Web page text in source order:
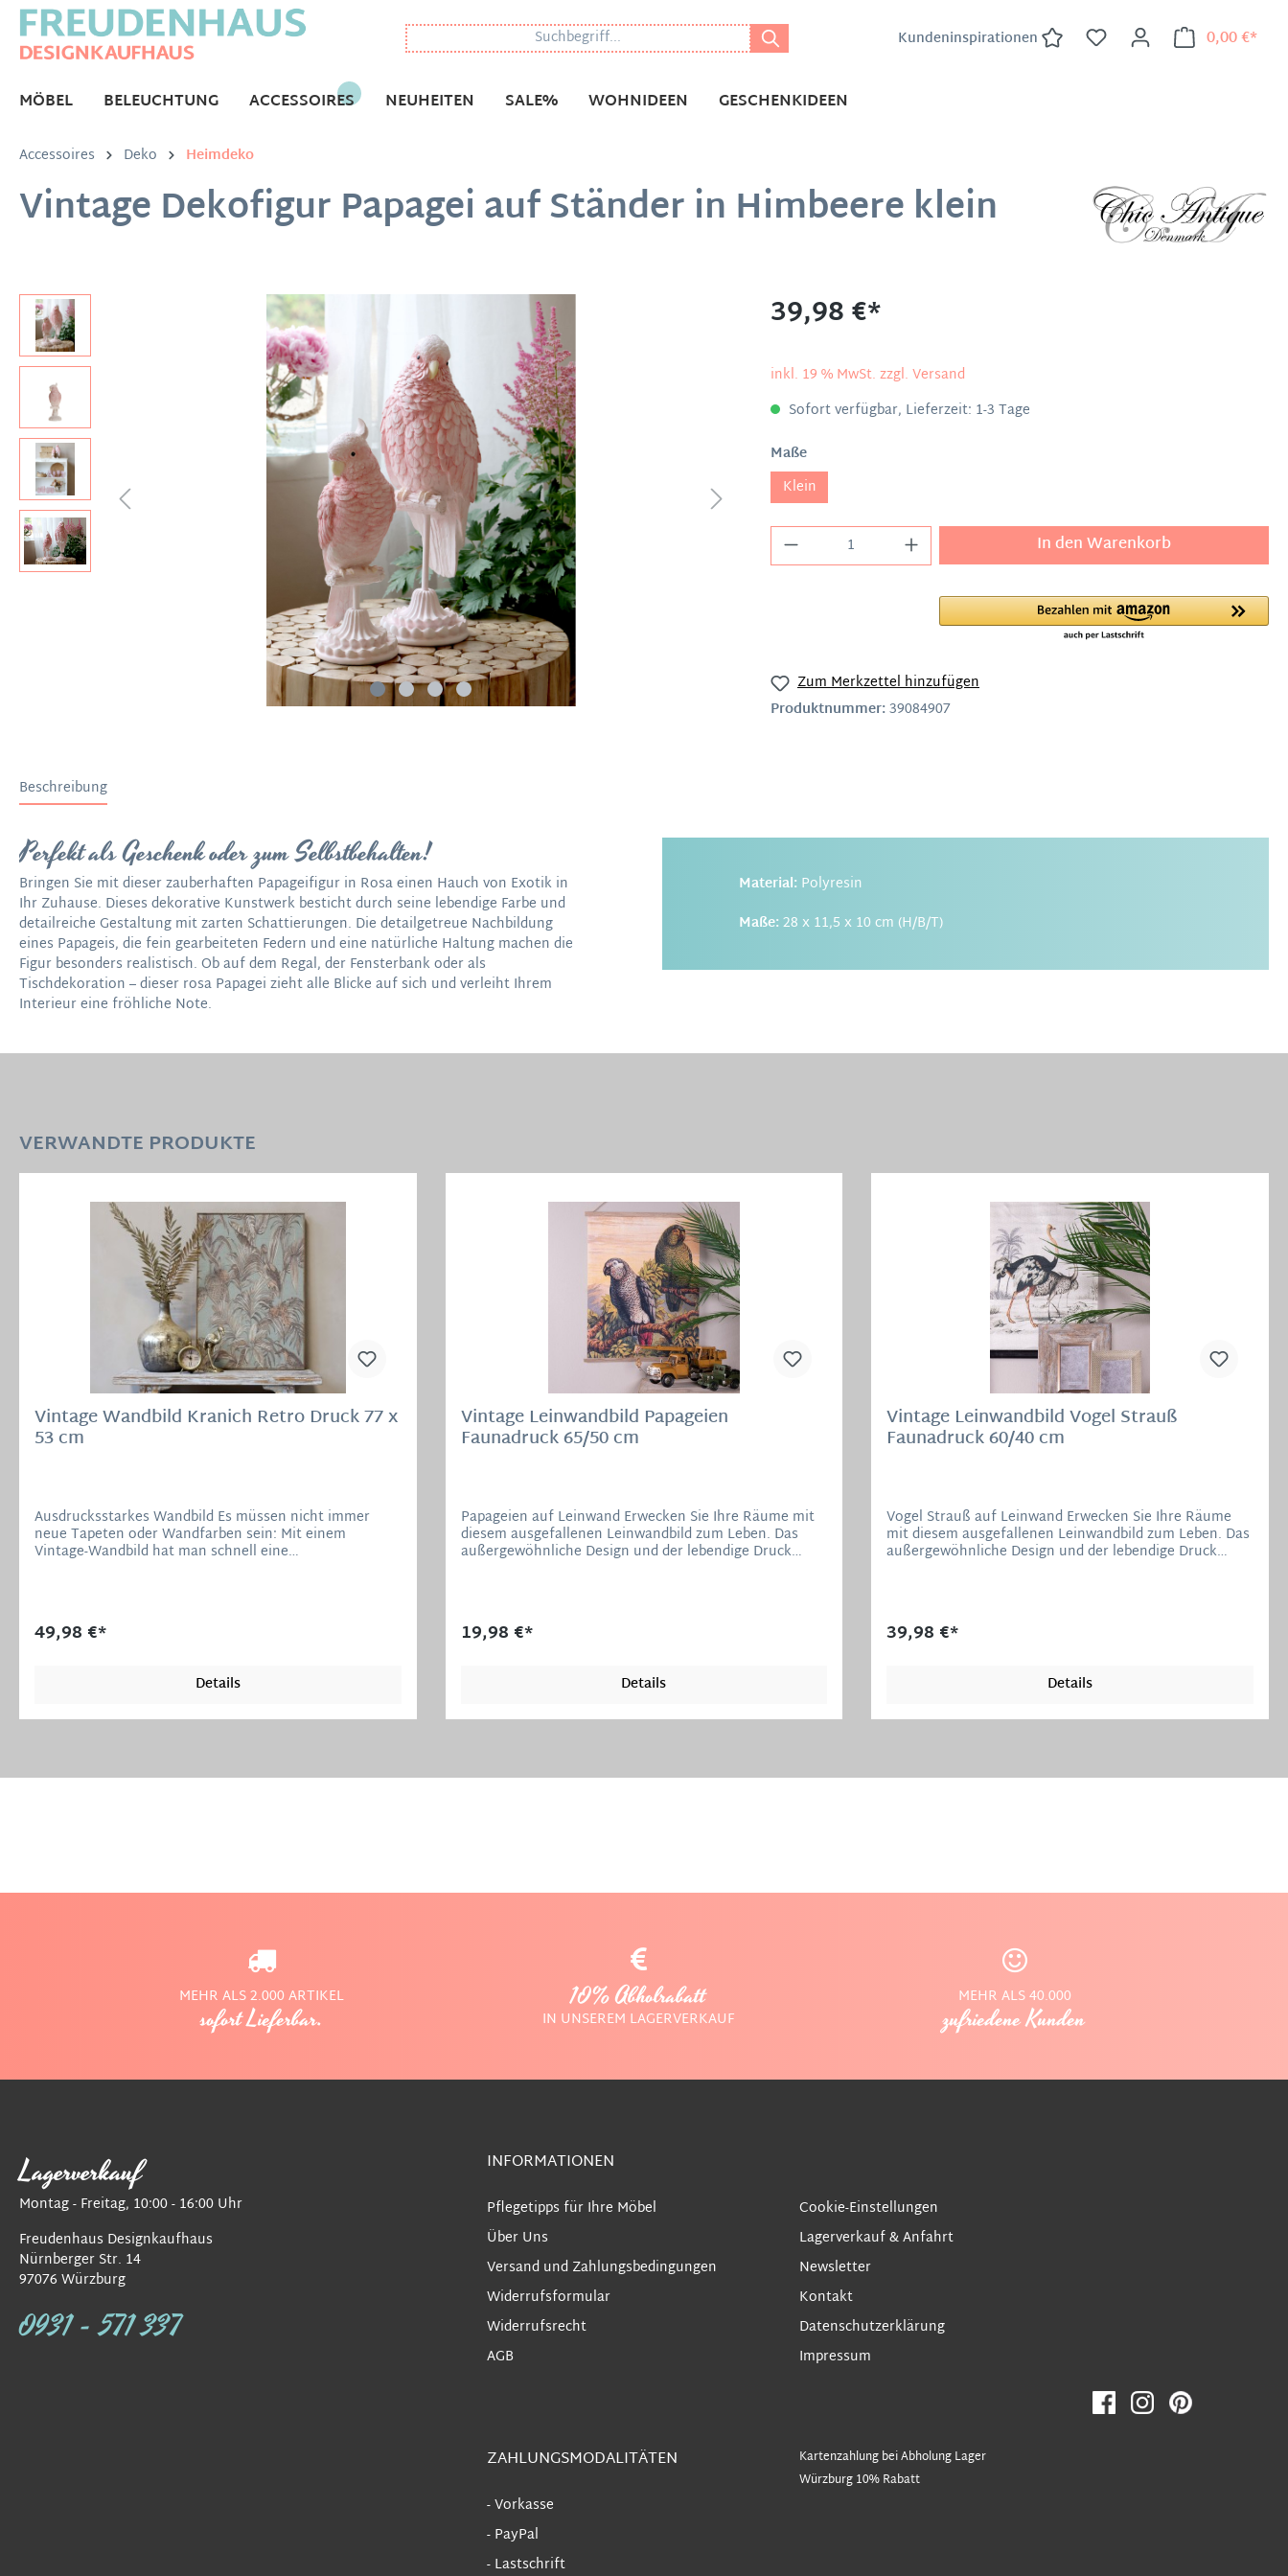
Kundeninspirationen 0,00 €*
MÖBEL BELEUCHTUNG ACCESSOIRES NEUHEITEN SALE% WOHNIDEEN GESCHENKIDEEN
Accessoires Deko Heimdeko
Vintage Dekofigur Papagei auf Ständer in Himbeere klein
39,98 €*
inkl. 19 % MwSt. zzgl. Versand
Sofort verfügbar, Lieferzeit: 1-3 Tage
Maße
Klein
In den Warenkorb
Zum Merkzettel hinzufügen
Produktnummer:39084907
Beschreibung
Perfekt als Geschenk oder zum Selbstbehalten!
Bringen Sie mit dieser zauberhaften Papageifigur in Rosa einen Hauch von Exotik in
Ihr Zuhause. Dieses dekorative Kunstwerk besticht durch seine lebendige Farbe und
detailreiche Gestaltung mit zarten Schattierungen. Die detailgetreue Nachbildung
eines Papageis, die fein gearbeiteten Federn und eine natürliche Haltung machen die
Figur besonders realistisch. Ob auf dem Regal, der Fensterbank oder als
Tischdekoration – dieser rosa Papagei zieht alle Blicke auf sich und verleiht Ihrem
Interieur eine fröhliche Note.
Material: Polyresin
Maße: 28 x 11,5 x 10 cm (H/B/T)
VERWANDTE PRODUKTE
Vintage Wandbild Kranich Retro Druck 77 x
53 cm
Ausdrucksstarkes Wandbild Es müssen nicht immer
neue Tapeten oder Wandfarben sein: Mit einem
Vintage-Wandbild hat man schnell eine
aus vergangenen Tagen und als ob er schon auf vielen
Reisen war. Jedes Motiv erzählt seine eigene
opalschimmer, auf einen Holzrahmen gespannt.
Material: Tannenholz, Leinwand, MDF Eyecatcher: 77 x
49,98 €*
Details
Vintage Leinwandbild Papageien
Faunadruck 65/50 cm
Papageien auf Leinwand Erwecken Sie Ihre Räume mit
diesem ausgefallenen Leinwandbild zum Leben. Das
außergewöhnliche Design und der lebendige Druck
auch Langlebigkeit. Material: 100% Leinen Maße: 65 x
19,98 €*
Details
Vintage Leinwandbild Vogel Strauß
Faunadruck 60/40 cm
Vogel Strauß auf Leinwand Erwecken Sie Ihre Räume
mit diesem ausgefallenen Leinwandbild zum Leben. Das
außergewöhnliche Design und der lebendige Druck
auch Langlebigkeit. Material: 100% Leinen Maße: 60 x
39,98 €*
Details
MEHR ALS 2.000 ARTIKEL
sofort Lieferbar.
10% Abholrabatt
IN UNSEREM LAGERVERKAUF
MEHR ALS 40.000
zufriedene Kunden
Lagerverkauf
Montag - Freitag, 10:00 - 16:00 Uhr
Freudenhaus Designkaufhaus
Nürnberger Str. 14
97076 Würzburg
0931 - 571 337
INFORMATIONEN
Pflegetipps für Ihre Möbel
Über Uns
Versand und Zahlungsbedingungen
Widerrufsformular
Widerrufsrecht
AGB
Cookie-Einstellungen
Lagerverkauf & Anfahrt
Newsletter
Kontakt
Datenschutzerklärung
Impressum
ZAHLUNGSMODALITÄTEN
- Vorkasse
- PayPal
- Lastschrift
Kartenzahlung bei Abholung Lager
Würzburg 10% Rabatt